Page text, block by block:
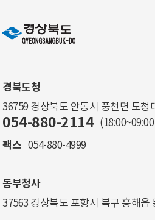
경북도청
36759 경상북도 안동시 풍천면 도청
054-880-2114 (18:00~09:00
팩스 054-880-4999
동부청사
37563 경상북도 포항시 북구 흥해읍